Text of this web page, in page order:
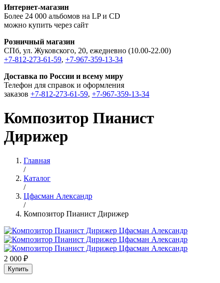
Интернет-магазин
Более 24 000 альбомов на LP и CD
можно купить через сайт
Розничный магазин
СПб, ул. Жуковского, 20, ежедневно (10.00-22.00)
+7-812-273-61-59, +7-967-359-13-34
Доставка по России и всему миру
Телефон для справок и оформления
заказов +7-812-273-61-59, +7-967-359-13-34
Композитор Пианист
Дирижер
Главная
/
Каталог
/
Цфасман Александр
/
Композитор Пианист Дирижер
2 000 ₽
Купить